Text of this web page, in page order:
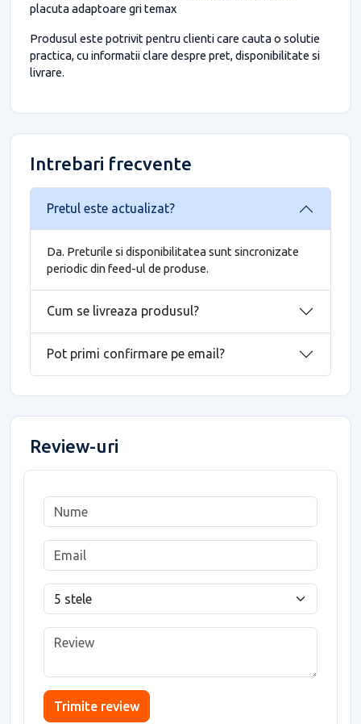
placuta adaptoare gri temax
Produsul este potrivit pentru clienti care cauta o solutie
practica, cu informatii clare despre pret, disponibilitate si
livrare.
Intrebari frecvente
Pretul este actualizat?
Da. Preturile si disponibilitatea sunt sincronizate
periodic din feed-ul de produse.
Cum se livreaza produsul?
Pot primi confirmare pe email?
Review-uri
Trimite review